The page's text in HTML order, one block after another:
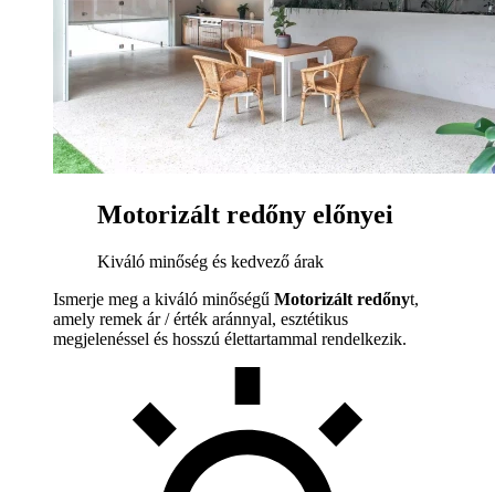
Motorizált redőny előnyei
Kiváló minőség és kedvező árak
Ismerje meg a kiváló minőségű Motorizált redőnyt,
amely remek ár / érték aránnyal, esztétikus
megjelenéssel és hosszú élettartammal rendelkezik.